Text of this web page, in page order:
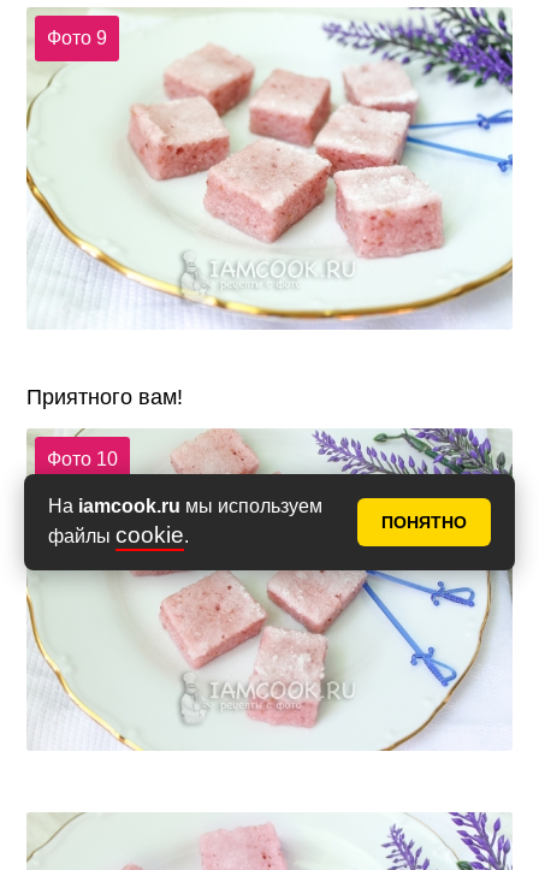
На iamcook.ru мы используем
файлы cookie.
ПОНЯТНО
Фото 9
Приятного вам!
Фото 10